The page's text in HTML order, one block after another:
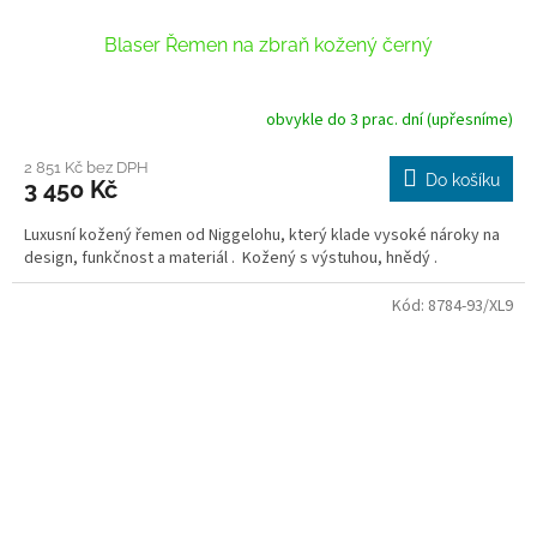
Blaser Řemen na zbraň kožený černý
obvykle do 3 prac. dní (upřesníme)
2 851 Kč bez DPH
3 450 Kč Do košíku
Luxusní kožený řemen od Niggelohu, který klade vysoké nároky na
design, funkčnost a materiál . Kožený s výstuhou, hnědý .
Kód: 8784-93/XL9